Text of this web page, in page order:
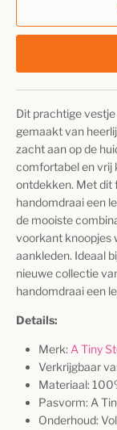
Dit prachtige
gemaakt van
zacht aan op de
comfortabel en vrij
ontdekken. Met dit
handomdraai een
de mooiste
voorkant knoopjes
aankleden. Ideaal
nieuwe collectie
handomdraai een
Details:
Merk: A Tiny
Verkrijgbaar
Materiaal:
Pasvorm: A
Onderhoud: